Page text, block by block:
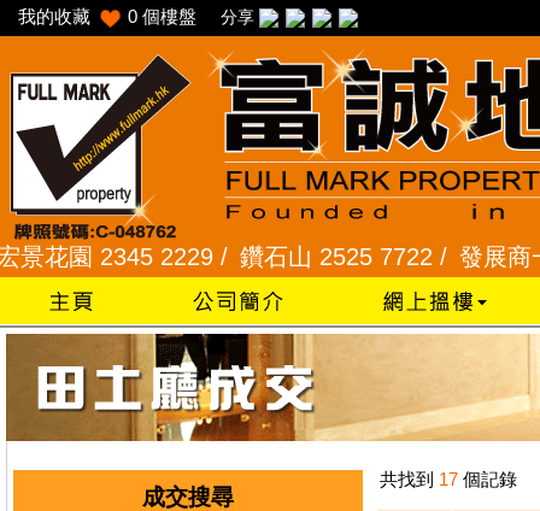
我的收藏 0 個樓盤 分享
園 2345 2229 /鑽石山 2525 7722 /發展商一
成交搜尋
共找到 17 個記錄